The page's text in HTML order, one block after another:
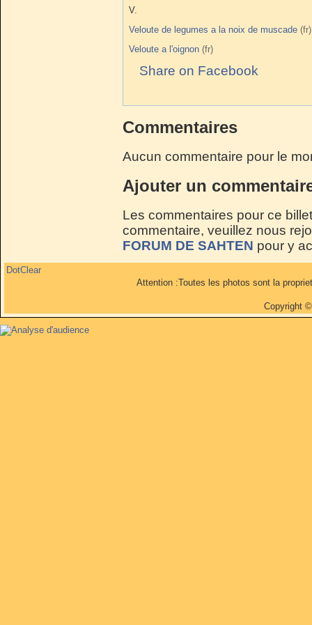
V.
Veloute de legumes a la noix de muscade
Veloute a l'oignon
Share on Facebook
Commentaires
Aucun commentaire pour le
Ajouter un
Les commentaires pour ce
commentaire, veuillez nous
FORUM DE SAHTEN pour y
DotClear
Attention :Toutes les photos sont la
Copyright